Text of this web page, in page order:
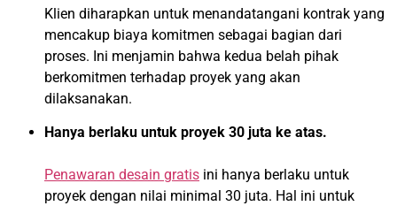
Klien diharapkan untuk menandatangani kontrak yang
mencakup biaya komitmen sebagai bagian dari
proses. Ini menjamin bahwa kedua belah pihak
berkomitmen terhadap proyek yang akan
dilaksanakan.
Hanya berlaku untuk proyek 30 juta ke atas.
Penawaran desain gratis ini hanya berlaku untuk
proyek dengan nilai minimal 30 juta. Hal ini untuk